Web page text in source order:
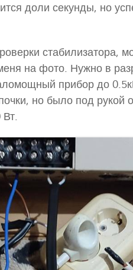
доли секунды, но
стабилизатора,
на фото. Нужно в
прибор до
но было под рукой